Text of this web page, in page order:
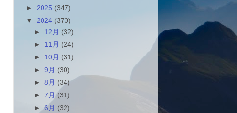
► 2025 (347)
▼ 2024 (370)
► 12月 (32)
► 11月 (24)
► 10月 (31)
►9月 (30)
►8月 (34)
►7月(31)
►6月 (32)